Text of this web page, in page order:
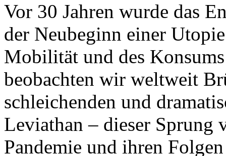
Vor 30 Jahren wurde das
der Neubeginn einer
Mobilität und des
beobachten wir weltweit
schleichenden und
Leviathan – dieser Sprung
Pandemie und ihren